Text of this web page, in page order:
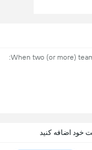
When two (or more)